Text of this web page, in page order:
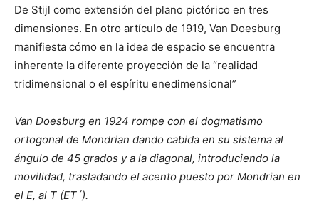
De Stijl como extensión del plano pictórico en tres
dimensiones. En otro artículo de 1919, Van Doesburg
manifiesta cómo en la idea de espacio se encuentra
inherente la diferente proyección de la “realidad
tridimensional o el espíritu enedimensional”
Van Doesburg en 1924 rompe con el dogmatismo
ortogonal de Mondrian dando cabida en su sistema al
ángulo de 45 grados y a la diagonal, introduciendo la
movilidad, trasladando el acento puesto por Mondrian en
el E, al T (ET´).